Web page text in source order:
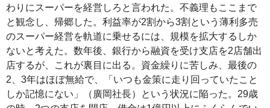
わりにスーパーを経営しろと言われた。不義理もここまで
と観念し、帰郷した。利益率が2割から3割という薄利多売
のスーパー経営を軌道に乗せるには、規模を拡大するしか
ないと考えた。数年後、銀行から融資を受け支店を2店舗出
店するが、これが裏目に出る。資金繰りに苦しみ、最後の
2、3年はほぼ無給で、「いつも金策に走り回っていたこと
しか記憶にない」（廣岡社長）という状況に陥った。29歳